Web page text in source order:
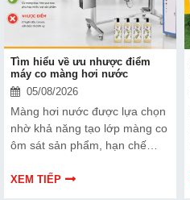
Tìm hiểu về ưu nhược điểm
máy co màng hơi nước
05/08/2026
Màng hơi nước được lựa chọn
nhờ khả năng tạo lớp màng co
ôm sát sản phẩm, hạn chế
cao. Tuy nhiên, thiết bị này
XEM TIẾP